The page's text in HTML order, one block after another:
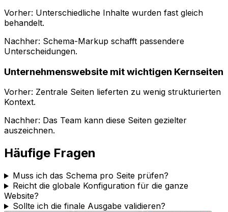
Vorher: Unterschiedliche Inhalte wurden fast gleich
behandelt.
Nachher: Schema-Markup schafft passendere
Unterscheidungen.
Unternehmenswebsite mit wichtigen Kernseiten
Vorher: Zentrale Seiten lieferten zu wenig strukturierten
Kontext.
Nachher: Das Team kann diese Seiten gezielter
auszeichnen.
Häufige Fragen
Muss ich das Schema pro Seite prüfen?
Reicht die globale Konfiguration für die ganze
Website?
Sollte ich die finale Ausgabe validieren?